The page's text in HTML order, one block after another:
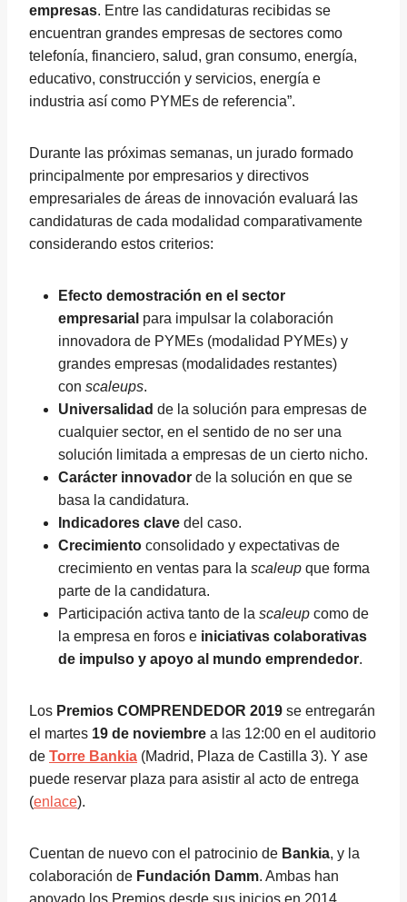
empresas. Entre las candidaturas recibidas se
encuentran grandes empresas de sectores como
telefonía, financiero, salud, gran consumo, energía,
educativo, construcción y servicios, energía e
industria así como PYMEs de referencia”.
Durante las próximas semanas, un jurado formado
principalmente por empresarios y directivos
empresariales de áreas de innovación evaluará las
candidaturas de cada modalidad comparativamente
considerando estos criterios:
Efecto demostración en el sector
empresarial para impulsar la colaboración
innovadora de PYMEs (modalidad PYMEs) y
grandes empresas (modalidades restantes)
con scaleups.
Universalidad de la solución para empresas de
cualquier sector, en el sentido de no ser una
solución limitada a empresas de un cierto nicho.
Carácter innovador de la solución en que se
basa la candidatura.
Indicadores clave del caso.
Crecimiento consolidado y expectativas de
crecimiento en ventas para la scaleup que forma
parte de la candidatura.
Participación activa tanto de la scaleup como de
la empresa en foros e iniciativas colaborativas
de impulso y apoyo al mundo emprendedor.
Los Premios COMPRENDEDOR 2019 se entregarán
el martes 19 de noviembre a las 12:00 en el auditorio
de Torre Bankia (Madrid, Plaza de Castilla 3). Y ase
puede reservar plaza para asistir al acto de entrega
(enlace).
Cuentan de nuevo con el patrocinio de Bankia, y la
colaboración de Fundación Damm. Ambas han